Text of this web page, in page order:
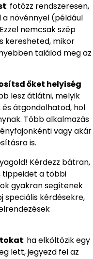
: fotózz rendszeresen,
növénnyel (például
nemcsak szép
keresheted, mikor
találod meg az
őket helyiség
lesz átlátni, melyik
átgondolhatod, hol
Több alkalmazás
vagy akár
is.
Kérdezz bátran,
tippeidet a többi
gyakran segítenek
speciális kérdésekre,
: ha elköltözik egy
lett, jegyezd fel az